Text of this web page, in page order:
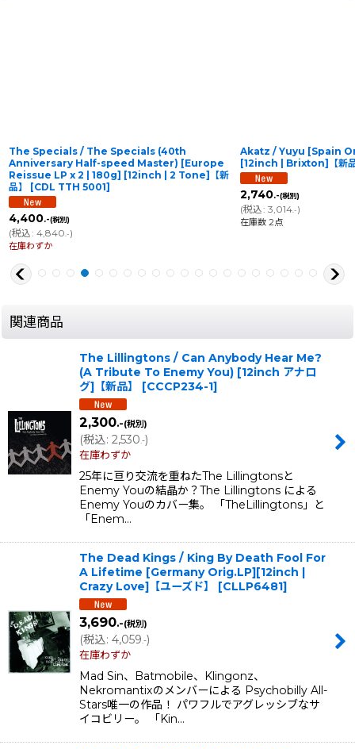
The Specials / The Specials (40th
Anniversary Half-speed Master) [Europe
Reissue LP x 2 | 180g] [12inch | 2 Tone]【新
品】
[CDL TTH 5001]
4,400.-(税別)
(税込: 4,840 .-)
在庫わずか
Akatz / Yuyu [Spain
[12inch | Brixton]【新
2,740.-(税別)
(税込: 3,014.-)
在庫数 2点
関連商品
The Lillingtons / Can Anybody Hear Me?
(A Tribute To Enemy You) [12inch アナロ
グ]【新品】
[CCCP234-1]
2,300.-(税別)
(税込: 2,530.-)
在庫わずか
25年に亘り交流を重ねたThe Lillingtonsと
Enemy Youの結晶か？The Lillingtons による
Enemy Youのカバー集。 「TheLillingtons」と
「Enem…
The Dead Kings / King By Death Fool For
A Lifetime [Germany Orig.LP][12inch |
Crazy Love]【ユーズド】
[CLLP6481]
3,690.-(税別)
(税込: 4,059 .-)
在庫わずか
Mad Sin、Batmobile、Klingonz、
Nekromantixのメンバーによる Psychobilly All-
Stars唯一の作品！ パワフルでアグレッシブなサ
イコビリー。 「Kin…